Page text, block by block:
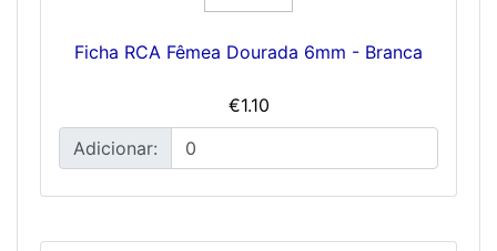
Ficha RCA Fêmea Dourada 6mm - Branca
€1.10
Adicionar: